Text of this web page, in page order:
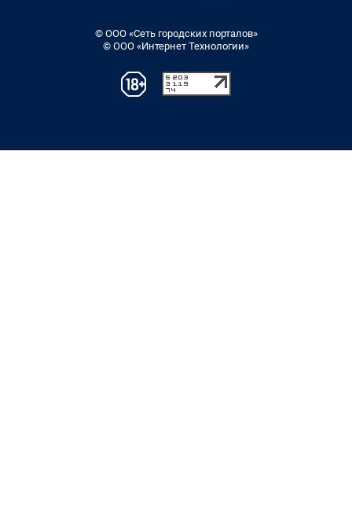
© ООО «Сеть городских порталов»
© ООО «Интернет Технологии»